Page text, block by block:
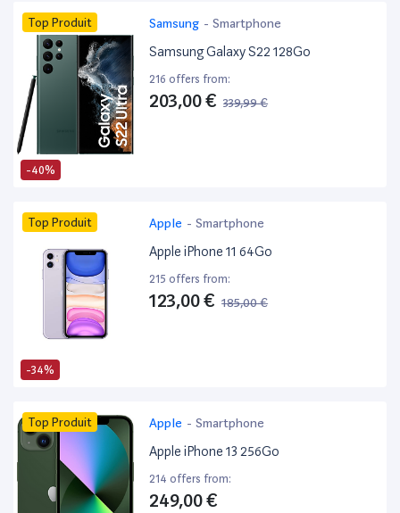
-40%
Top Produit Samsung - Smartphone
Samsung Galaxy S22 128Go
216 offers from:
203,00 € 339,99 €
-34%
Top Produit Apple - Smartphone
Apple iPhone 11 64Go
215 offers from:
123,00 € 185,00 €
Top Produit Apple - Smartphone
Apple iPhone 13 256Go
214 offers from:
249,00 €